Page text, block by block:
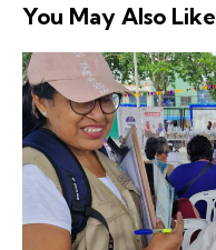
You May Also Like